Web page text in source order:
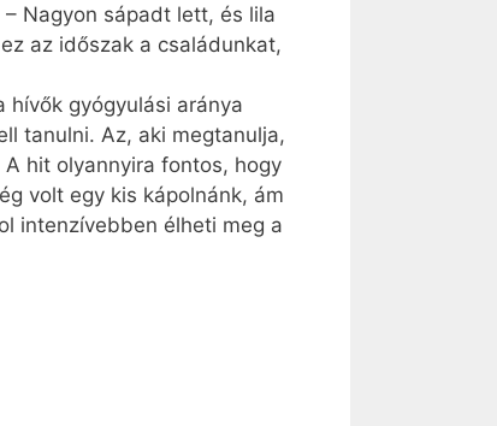
Nagyon sápadt lett, és lila
az időszak a családunkat,
hívők gyógyulási aránya
tanulni. Az, aki megtanulja,
hit olyannyira fontos, hogy
volt egy kis kápolnánk, ám
intenzívebben élheti meg a